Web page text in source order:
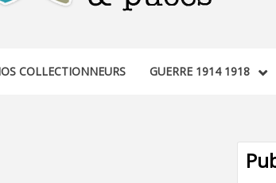
COLLECTIONNEURS GUERRE 1914 1918